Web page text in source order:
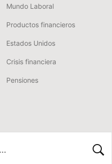
Mundo Laboral
Productos financieros
Estados Unidos
Crisis financiera
Pensiones